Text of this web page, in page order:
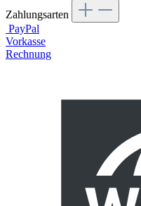
Zahlungsarten
PayPal
Vorkasse
Rechnung